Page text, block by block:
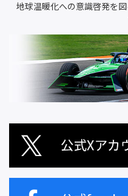
地球温暖化への意識啓発を